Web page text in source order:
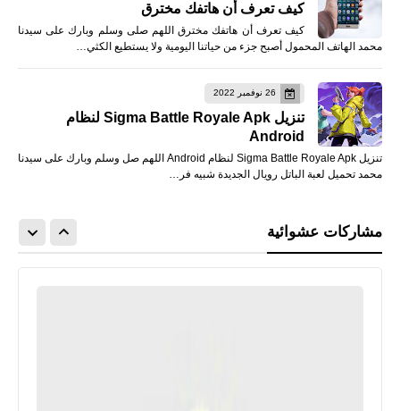
كيف تعرف أن هاتفك مخترق
كيف تعرف أن هاتفك مخترق اللهم صلى وسلم وبارك على سيدنا
محمد الهاتف المحمول أصبح جزء من حياتنا اليومية ولا يستطيع الكثي…
26 نوفمبر 2022
تنزيل Sigma Battle Royale Apk لنظام
Android
تنزيل Sigma Battle Royale Apk لنظام Android اللهم صل وسلم وبارك على سيدنا
محمد تحميل لعبة الباتل رويال الجديدة شبيه فر…
مشاركات عشوائية